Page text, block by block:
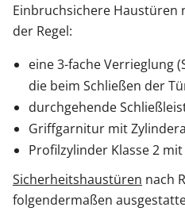
Einbruchsichere Haustüren
der Regel:
eine 3-fache Verrieglung
die beim Schließen der
durchgehende
Griffgarnitur mit
Profilzylinder Klasse 2
Sicherheitshaustüren nach
folgendermaßen